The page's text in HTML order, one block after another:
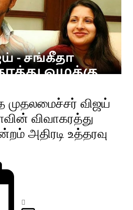
முதலமைச்சர் விஜய்
விவாகரத்து
அதிரடி உத்தரவு